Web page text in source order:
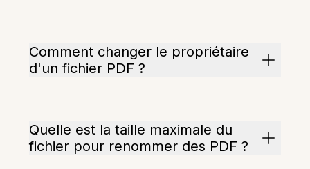
Comment changer le propriétaire
d'un fichier PDF ?
Quelle est la taille maximale du
fichier pour renommer des PDF ?